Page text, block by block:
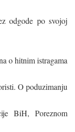
odgode po svojoj
o hitnim istragama
O poduzimanju
BiH, Poreznom